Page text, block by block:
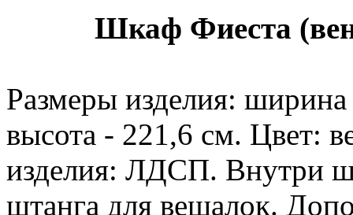
Шкаф Фиеста
Размеры изделия:
высота - 221,6 см. Цвет:
изделия: ЛДСП. Внутри
штанга для вешалок.